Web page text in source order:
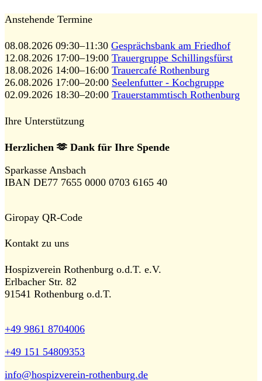
Anstehende Termine
08.08.2026 09:30–11:30 Gesprächsbank am Friedhof
12.08.2026 17:00–19:00 Trauergruppe Schillingsfürst
18.08.2026 14:00–16:00 Trauercafé Rothenburg
26.08.2026 17:00–20:00 Seelenfutter - Kochgruppe
02.09.2026 18:30–20:00 Trauerstammtisch Rothenburg
Ihre Unterstützung
Herzlichen 🫶 Dank für Ihre Spende
Sparkasse Ansbach
IBAN DE77 7655 0000 0703 6165 40
Giropay QR-Code
Kontakt zu uns
Hospizverein Rothenburg o.d.T. e.V.
Erlbacher Str. 82
91541 Rothenburg o.d.T.
+49 9861 8704006
+49 151 54809353
info@hospizverein-rothenburg.de